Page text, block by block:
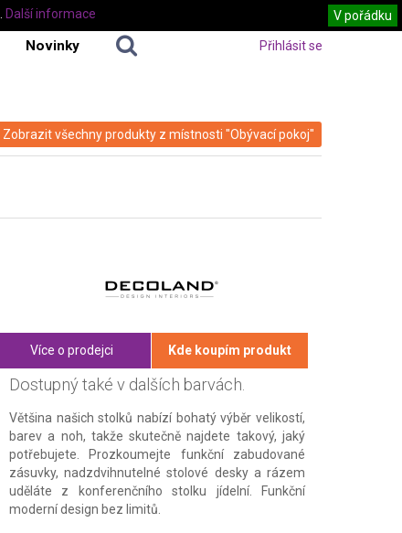
Novinky Přihlásit se
Zobrazit všechny produkty z místnosti "Obývací pokoj"
Více o prodejci Kde koupím produkt
Dostupný také v dalších barvách.
Většina našich stolků nabízí bohatý výběr velikostí,
barev a noh, takže skutečně najdete takový, jaký
potřebujete. Prozkoumejte funkční zabudované
zásuvky, nadzdvihnutelné stolové desky a rázem
uděláte z konferenčního stolku jídelní. Funkční
moderní design bez limitů.
V pořádku
Další informace